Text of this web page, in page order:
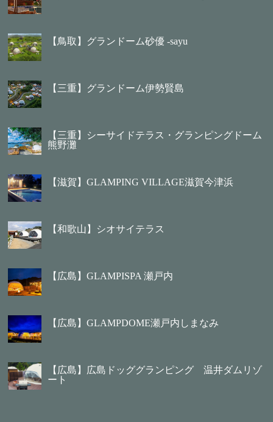
【鳥取】グランドーム砂優 -sayu
【三重】グランドーム伊勢賢島
【三重】シーサイドテラス・グランピングドーム
熊野灘
【滋賀】GLAMPING VILLAGE滋賀今津浜
【和歌山】シオサイテラス
【広島】GLAMPISPA 瀬戸内
【広島】GLAMPDOME瀬戸内しまなみ
【広島】広島ドッググランピング 温井ダムリゾ
ート